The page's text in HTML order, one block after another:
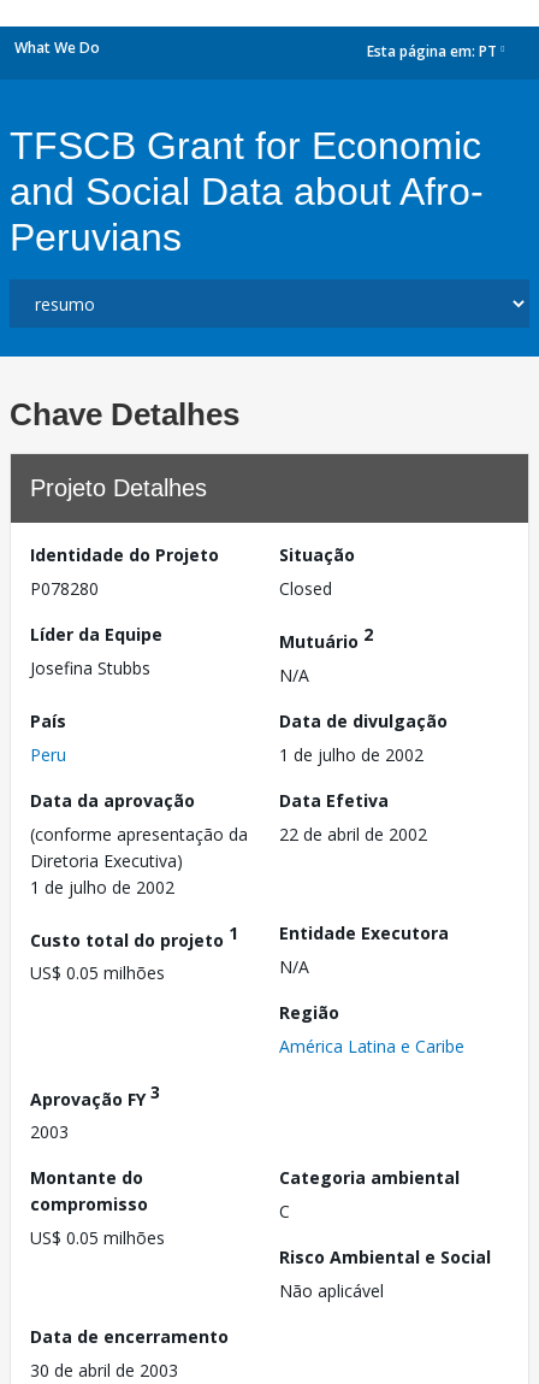
What We Do Esta página em: PT
TFSCB Grant for Economic
and Social Data about Afro-
Peruvians
Chave Detalhes
Projeto Detalhes
Identidade do Projeto
P078280
Situação
Closed
Líder da Equipe
Josefina Stubbs
Mutuário 2
N/A
País
Peru
Data de divulgação
1 de julho de 2002
Data da aprovação
(conforme apresentação da
Diretoria Executiva)
1 de julho de 2002
Data Efetiva
22 de abril de 2002
Custo total do projeto 1
US$ 0.05 milhões
Entidade Executora
N/A
Região
América Latina e Caribe
Aprovação FY3
2003
Montante do
compromisso
US$ 0.05 milhões
Categoria ambiental
C
Risco Ambiental e Social
Não aplicável
Data de encerramento
30 de abril de 2003